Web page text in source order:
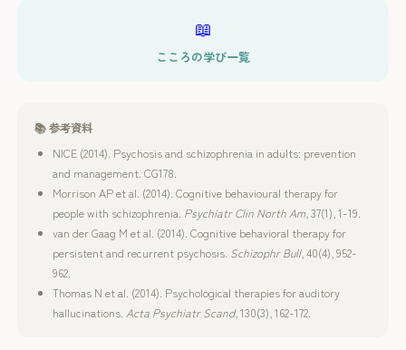
📖
こころの学び一覧
📚 参考資料
NICE (2014). Psychosis and schizophrenia in adults: prevention
and management. CG178.
Morrison AP et al. (2014). Cognitive behavioural therapy for
people with schizophrenia. Psychiatr Clin North Am, 37(1), 1-19.
van der Gaag M et al. (2014). Cognitive behavioral therapy for
persistent and recurrent psychosis. Schizophr Bull, 40(4), 952-
962.
Thomas N et al. (2014). Psychological therapies for auditory
hallucinations. Acta Psychiatr Scand, 130(3), 162-172.